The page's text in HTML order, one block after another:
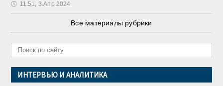
🕔 11:51, 3.Апр 2024
Все материалы рубрики
ИНТЕРВЬЮ И АНАЛИТИКА